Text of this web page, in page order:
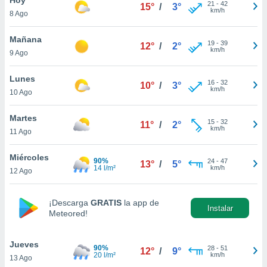
en
más
nuestra
de
aceptar
de
8 Ago
15° / 3° 21 - 42
km/h
Mañana
9 Ago
12° / 2° 19- 39
km/h
Lunes
10 Ago
10° / 3° 16- 32
km/h
Martes
11 Ago
11° / 2° 15- 32
km/h
Miércoles
12 Ago
90%
14 l/m²
13° / 5° 24- 47
km/h
¡Descarga GRATIS la app de
Meteored!
Instalar
Jueves
13 Ago
90%
20 l/m²
12° / 9° 28- 51
km/h